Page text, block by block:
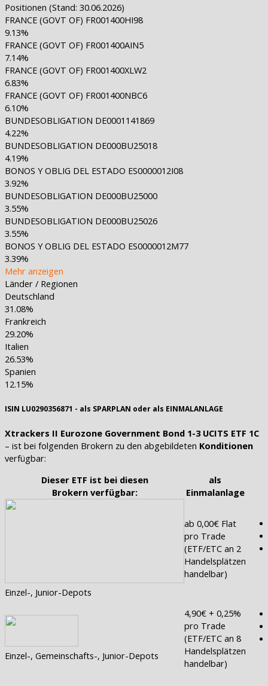
Positionen (Stand: 30.06.2026)
FRANCE (GOVT OF) FR001400HI98
9.13%
FRANCE (GOVT OF) FR001400AIN5
7.14%
FRANCE (GOVT OF) FR001400XLW2
6.83%
FRANCE (GOVT OF) FR001400NBC6
6.10%
BUNDESOBLIGATION DE0001141869
4.22%
BUNDESOBLIGATION DE000BU25018
4.19%
BONOS Y OBLIG DEL ESTADO ES0000012I08
3.92%
BUNDESOBLIGATION DE000BU25000
3.55%
BUNDESOBLIGATION DE000BU25026
3.55%
BONOS Y OBLIG DEL ESTADO ES0000012M77
3.39%
Mehr anzeigen
Länder / Regionen
Deutschland
31.08%
Frankreich
29.20%
Italien
26.53%
Spanien
12.15%
ISIN LU0290356871 - als SPARPLAN oder als EINMALANLAGE
Xtrackers II Eurozone Government Bond 1-3 UCITS ETF 1C
– ist bei folgenden Brokern zu den abgebildeten Konditionen
verfügbar:
Dieser ETF ist bei diesen
Brokern verfügbar:
als
Einmalanlage
Einzel-, Junior-Depots
ab 0,00€ Flat
pro Trade
(ETF/ETC an 2
Handelsplätzen
handelbar)
Einzel-, Gemeinschafts-, Junior-Depots
4,90€ + 0,25%
pro Trade
(ETF/ETC an 8
Handelsplätzen
handelbar)